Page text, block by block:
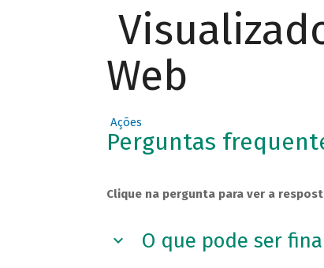
Web
Ações
Perguntas
Clique na pergunta para ver a
O que pode ser